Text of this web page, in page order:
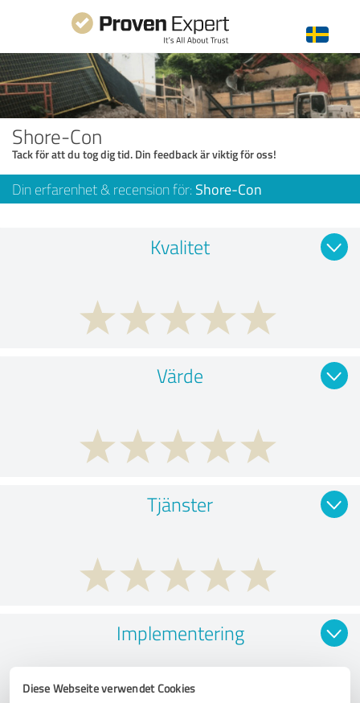
Diese Webseite verwendet Cookies
Shore-Con
Tack för att du tog dig tid. Din feedback är viktig för oss!
Din erfarenhet & recension för: Shore-Con
Kvalitet
Värde
Tjänster
Implementering